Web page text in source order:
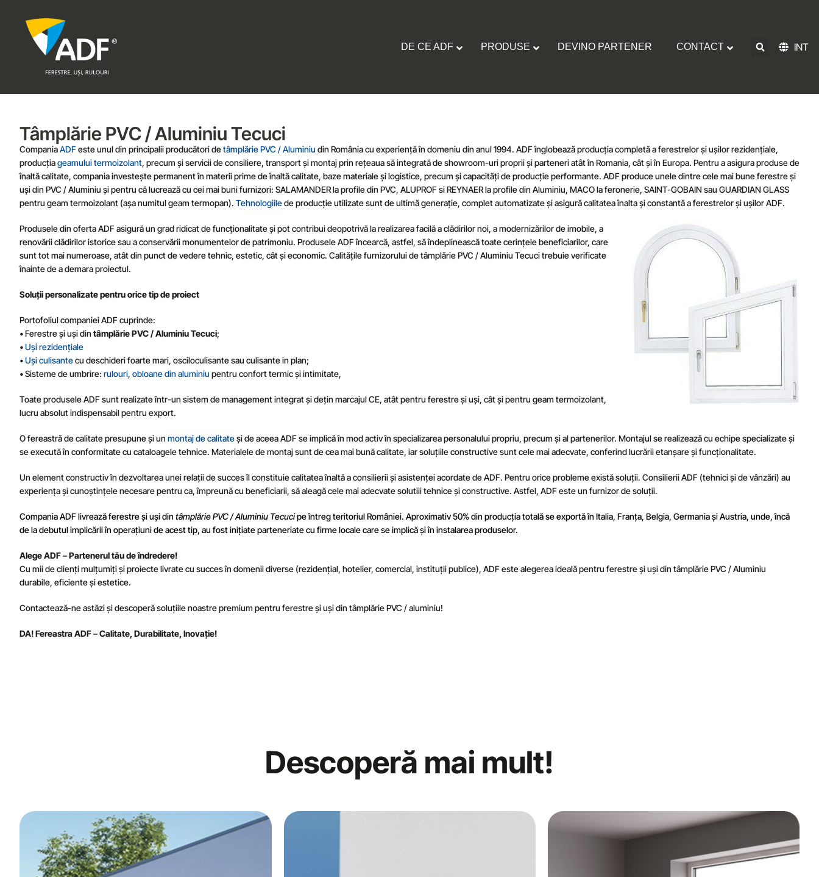
DE CE ADF PRODUSE DEVINO PARTENER CONTACT INT
Tâmplărie PVC / Aluminiu Tecuci
CompaniaADFeste unul din principalii producători detâmplărie PVC / Aluminiu din România cu experiență în domeniu din anul 1994. ADF înglobează producția completă a ferestrelor și ușilor rezidențiale,
producțiageamului termoizolant, precum și servicii de consiliere, transport și montaj prin rețeaua să integrată de showroom-uri proprii și parteneri atât în Romania, cât și în Europa. Pentru a asigura produse de
înaltă calitate, compania investește permanent în materii prime de înaltă calitate, baze materiale și logistice, precum și capacități de producție performante. ADF produce unele dintre cele mai bune ferestre și
uși din PVC / Aluminiu și pentru că lucrează cu cei mai buni furnizori: SALAMANDER la profile din PVC, ALUPROF si REYNAER la profile din Aluminiu, MACO la feronerie, SAINT-GOBAIN sau GUARDIAN GLASS
pentru geam termoizolant (așa numitul geam termopan). Tehnologiilede producție utilizate sunt de ultimă generație, complet automatizate și asigură calitatea înalta și constantă a ferestrelor și ușilor ADF.
Produsele din oferta ADF asigură un grad ridicat de funcționalitate și pot contribui deopotrivă la realizarea facilă a clădirilor noi, a modernizărilor de imobile, a
renovării clădirilor istorice sau a conservării monumentelor de patrimoniu. Produsele ADF încearcă, astfel, să îndeplinească toate cerințele beneficiarilor, care
sunt tot mai numeroase, atât din punct de vedere tehnic, estetic, cât și economic. Calitățile furnizorului detâmplărie PVC / Aluminiu Tecuci trebuie verificate
înainte de a demara proiectul.
Soluții personalizate pentru orice tip de proiect
Portofoliul companiei ADF cuprinde:
• Ferestre și uși din tâmplărie PVC / Aluminiu Tecuci;
•Uși rezidențiale
•Uși culisantecu deschideri foarte mari, osciloculisante sau culisante in plan;
• Sisteme de umbrire: rulouri, obloane din aluminiu pentru confort termic și intimitate,
Toate produsele ADF sunt realizate într-un sistem de management integrat și dețin marcajul CE, atât pentru ferestre și uși, cât și pentru geam termoizolant,
lucru absolut indispensabil pentru export.
O fereastră de calitate presupune și un montaj de calitateși de aceea ADF se implică în mod activ în specializarea personalului propriu, precum și al partenerilor. Montajul se realizează cu echipe specializate și
se execută în conformitate cu cataloagele tehnice. Materialele de montaj sunt de cea mai bună calitate, iar soluțiile constructive sunt cele mai adecvate, conferind lucrării etanșare și funcționalitate.
Un element constructiv în dezvoltarea unei relații de succes îl constituie calitatea înaltă a consilierii și asistenței acordate de ADF. Pentru orice probleme există soluții. Consilierii ADF (tehnici și de vânzări) au
experiența și cunoștințele necesare pentru ca, împreună cu beneficiarii, să aleagă cele mai adecvate solutiii tehnice și constructive. Astfel, ADF este un furnizor de soluții.
Compania ADF livrează ferestre și uși din tâmplărie PVC / Aluminiu Tecucipe întreg teritoriul României. Aproximativ 50% din producția totală se exportă în Italia, Franța, Belgia, Germania și Austria, unde, încă
de la debutul implicării în operațiuni de acest tip, au fost inițiate parteneriate cu firme locale care se implică și în instalarea produselor.
Alege ADF – Partenerul tău de îndredere!
Cu mii de clienți mulțumiți și proiecte livrate cu succes în domenii diverse (rezidențial, hotelier, comercial, instituții publice), ADF este alegerea ideală pentru ferestre și uși din tâmplărie PVC / Aluminiu
durabile, eficiente și estetice.
Contactează-ne astăzi și descoperă soluțiile noastre premium pentru ferestre și uși din tâmplărie PVC / aluminiu!
DA! Fereastra ADF – Calitate, Durabilitate, Inovație!
Descoperă mai mult!